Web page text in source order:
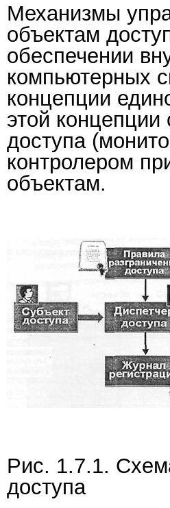
Механизмы
объектам
обеспечении
компьютерных
концепции
этой концепции
доступа
контролером
объектам.
Рис. 1.7.1.
доступа